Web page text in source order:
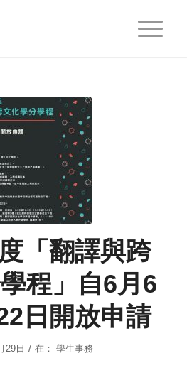
「翻譯與跨
程」自6月6
日開放申請
29日 / 在： 學生事務